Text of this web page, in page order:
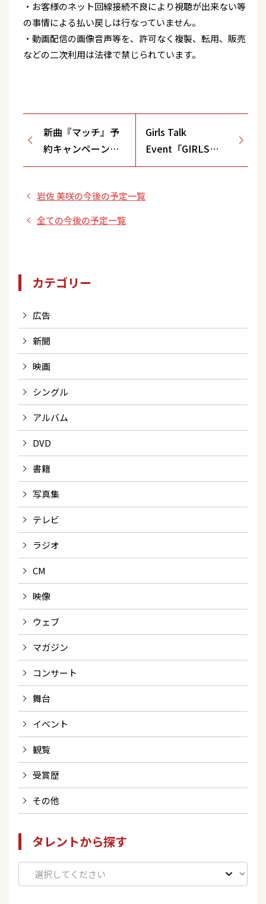
・お客様のネット回線接続不良により視聴が出来ない等
の事情による払い戻しは行なっていません。
・動画配信の画像音声等を、許可なく複製、転用、販売
などの二次利用は法律で禁じられています。
新曲『マッチ』予
約キャンペーン情
報！ 【7/28(日)イ
ント会場/埼玉県】
Girls Talk
Event「GIRLS
DAYS」2024 -
岩佐 美咲の今後の予定一覧
全ての今後の予定一覧
カテゴリー
広告
新聞
映画
シングル
アルバム
DVD
書籍
写真集
テレビ
ラジオ
CM
映像
ウェブ
マガジン
コンサート
舞台
イベント
観覧
受賞歴
その他
タレントから探す